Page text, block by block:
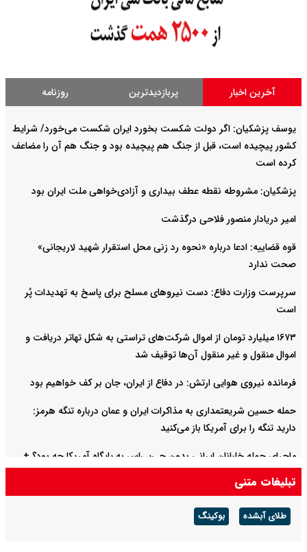
آخرین اخبار پربازدیدترین روزنامه
یوسف پزشکیان: اگر دولت شکست بخورد ایران شکست می‌خورد/ شرایط
کشور پیچیده است، قبل از جنگ هم پیچیده بود و جنگ هم آن را مضاعف‌
کرده است
پزشکیان: مشروطه نقطه عطف بیداری و آزادی‌خواهی ملت ایران بود
امیر دریادار منصور فلاحی درگذشت
قوه قضاییه: ادعا درباره «نحوه رد زنی محل استقرار شهید لاریجانی»
صحت ندارد
سرپرست وزارت دفاع: دست نیروهای مسلح برای پاسخ به تهدیدات پُر
است
۱۶۷۳ میلیارد تومان از اموال شرکت‌های تراستی به شکل تهاتر دریافت و
اموال منقول و غیر منقول آن‌ها توقیف شد
فرمانده نیروی هوایی ارتش: در دفاع از ایران، جان بر کف خواهیم بود
حمله حسین شریعتمداری به مذاکرات ایران و عمان درباره تنگه هرمز:
دارید تنگه را برای آمریکا باز می‌کنید
ماجرای حمله خلبانان ایرانی بدون جی‌پی‌اس به پایگاه آمریکا چه بود؟ +
تبلیغات متنی
طلای آبشده بوکینگ